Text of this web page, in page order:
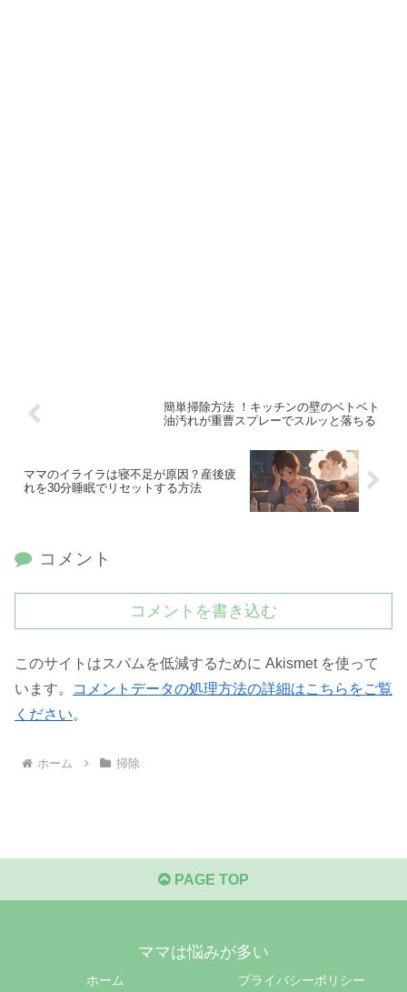
簡単掃除方法 ！キッチンの壁のベトベト
油汚れが重曹スプレーでスルッと落ちる
ママのイライラは寝不足が原因？産後疲
れを30分睡眠でリセットする方法
コメント
コメントを書き込む
このサイトはスパムを低減するために Akismet を使って
います。
コメントデータの処理方法の詳細はこちらをご覧
ください。
ホーム 掃除
PAGE TOP
ママは悩みが多い
ホーム プライバシーポリシー